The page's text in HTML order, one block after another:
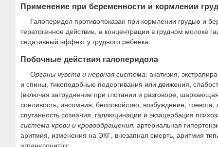
Применение при беременности и кормлении
Галоперидол противопоказан при кормлении грудью и
тератогенное действие, а концентрации в грудном молоке
седативный эффект у грудного ребенка.
Побочные действия галоперидола
Органы чувств и нервная система: акатизия,
и спины, тикоподобные подергивания или движения,
(включая затруднение при глотании и разговоре,
сонливость, инсомния, беспокойство, возбуждение,
спутанность сознания, галлюцинации и экзацербация
система крови и кровообращения: артериальная
аритмия, изменения на ЭКГ, внезапная смерть, аритмия